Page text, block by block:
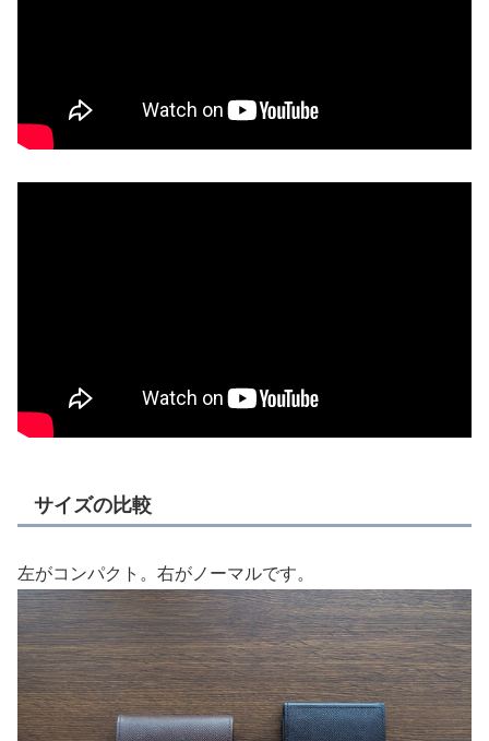
サイズの比較
左がコンパクト。右がノーマルです。